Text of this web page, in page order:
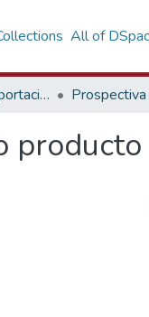
All of
Promoción de las Exportaciones
producto